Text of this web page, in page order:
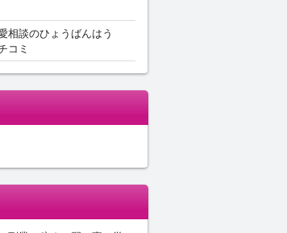
相談のひょうばんはう
コミ